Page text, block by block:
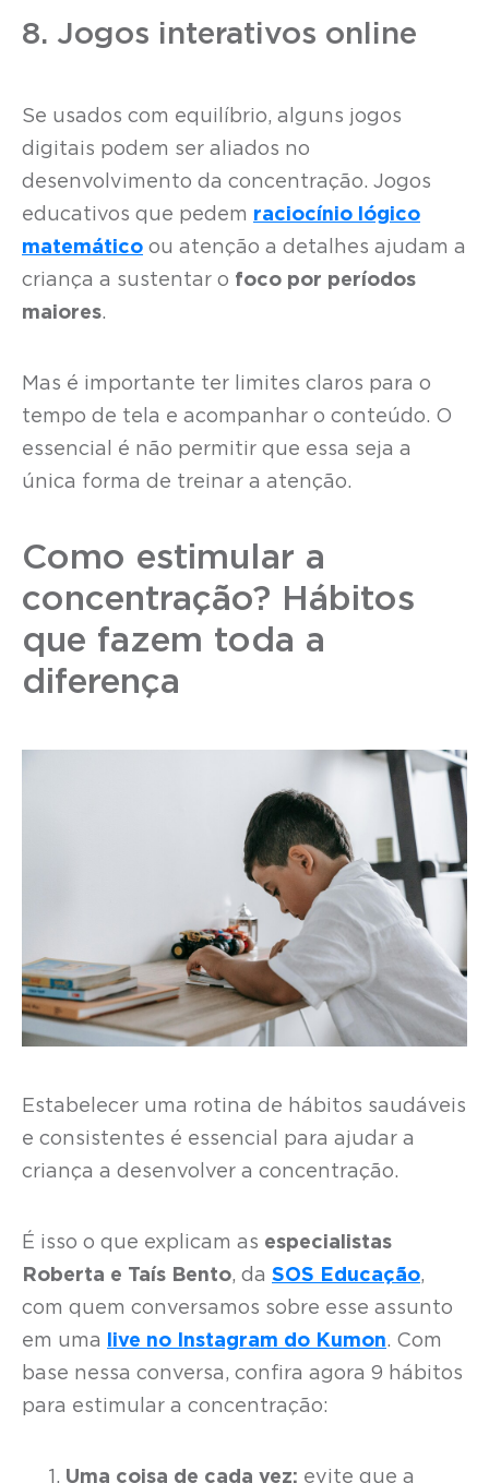
8. Jogos interativos online
Se usados com equilíbrio, alguns jogos
digitais podem ser aliados no
desenvolvimento da concentração. Jogos
educativos que pedem raciocínio lógico
matemático ou atenção a detalhes ajudam a
criança a sustentar o foco por períodos
maiores.
Mas é importante ter limites claros para o
tempo de tela e acompanhar o conteúdo. O
essencial é não permitir que essa seja a
única forma de treinar a atenção.
Como estimular a
concentração? Hábitos
que fazem toda a
diferença
Estabelecer uma rotina de hábitos saudáveis
e consistentes é essencial para ajudar a
criança a desenvolver a concentração.
É isso o que explicam as especialistas
Roberta e Taís Bento, da SOS Educação,
com quem conversamos sobre esse assunto
em uma
live no Instagram do Kumon. Com
base nessa conversa, confira agora 9 hábitos
para estimular a concentração:
Uma coisa de cada vez: evite que a